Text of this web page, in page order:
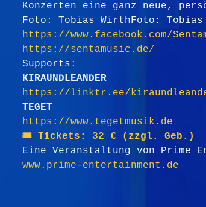
Konzerten eine ganz neue,
Foto: Tobias WirthFoto:
https://www.facebook.com/
https://sentamusic.de/
Supports:
KIRAUNDLEANDER
https://linktr.ee/
TEGET
https://www.tegetmusik.de
🎟 Tickets: 32 € (zzgl. Geb.)
Eine Veranstaltung von Prime
www.prime-entertainment.de